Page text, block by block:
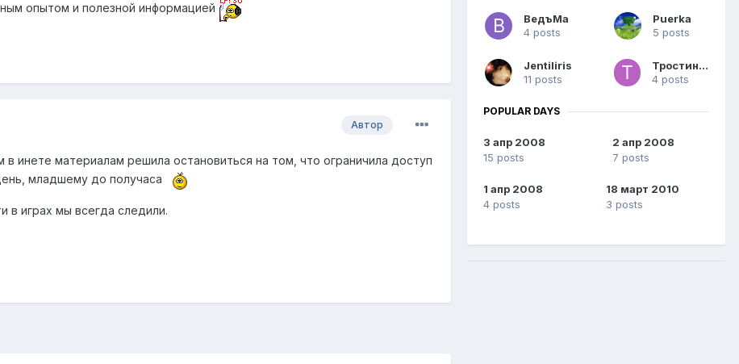
опытом и полезной информацией
Автор
инете материалам решила остановиться на том, что ограничила доступ
младшему до получаса
в играх мы всегда следили.
ВедъМа
4 posts
Puerka
5 posts
Jentiliris
11 posts
Тростинка
4 posts
POPULAR DAYS
3 апр 2008
15 posts
2 апр 2008
7 posts
1 апр 2008
4 posts
18 март 2010
3 posts